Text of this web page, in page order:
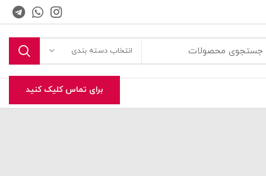
انتخاب دسته بندی
برای تماس کلیک کنید